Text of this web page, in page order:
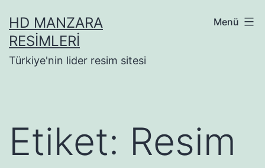
geçHD MANZARA
RESIMLERI
Türkiye'nin lider resim sitesi
Menü
Etiket: Resim